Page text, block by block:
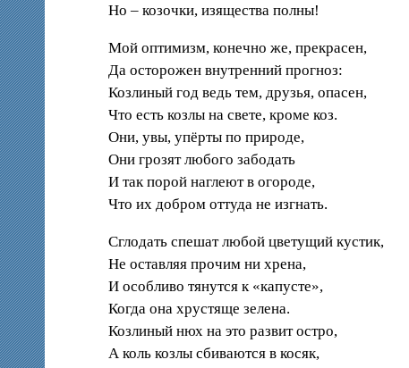
Но – козочки, изящества полны!
Мой оптимизм, конечно же, прекрасен,
Да осторожен внутренний прогноз:
Козлиный год ведь тем, друзья, опасен,
Что есть козлы на свете, кроме коз.
Они, увы, упёрты по природе,
Они грозят любого забодать
И так порой наглеют в огороде,
Что их добром оттуда не изгнать.
Сглодать спешат любой цветущий кустик,
Не оставляя прочим ни хрена,
И особливо тянутся к «капусте»,
Когда она хрустяще зелена.
Козлиный нюх на это развит остро,
А коль козлы сбиваются в косяк,